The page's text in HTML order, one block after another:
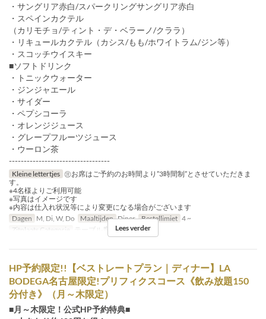
・サングリア赤白/スパークリングサングリア赤白
・スペインカクテル
（カリモチョ/ティント・デ・ベラーノ/クララ）
・リキュールカクテル（カシス/もも/ホワイトラム/ジン等）
・スコッチウイスキー
■ソフトドリンク
・トニックウォーター
・ジンジャエール
・サイダー
・ペプシコーラ
・オレンジジュース
・グレープフルーツジュース
・ウーロン茶
----------------------------------
Kleine lettertjes ㊟お席はご予約のお時間より”3時間制”とさせていただきま
す。
※4名様よりご利用可能
※写真はイメージです
※内容は仕入れ状況等により変更になる場合がございます
Dagen M, Di, W, Do Maaltijden Diner Bestellimiet 4 ~
Zitplaats Categorie
テーブル席, カウンター席
Lees verder
HP予約限定!!【ベストレートプラン｜ディナー】LA
BODEGA名古屋限定!プリフィクスコース《飲み放題150
分付き》（月～木限定）
■月～木限定！公式HP予約特典■